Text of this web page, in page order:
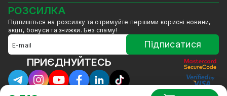
Мерч від GreenVision
Товари для дому
Товари зняті з виробництва
РОЗСИЛКА
Підпишіться на розсилку та отримуйте першими корисні новини,
акції, бонуси та знижки. Без спаму!
Підписатися
ПРИЄДНУЙТЕСЬ